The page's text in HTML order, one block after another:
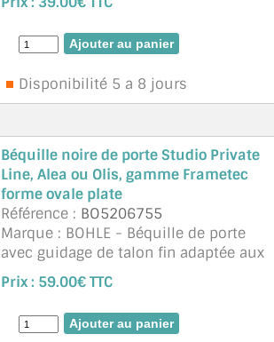
l'intérieur, le cylindre peut être
actionné de l'extérieur. ...
Disponibilité 5 a 8 jours
Béquille noire de porte Studio Private
Line, Alea ou Olis, gamme Frametec
forme ovale plate
Référence : BO5206755
Marque : BOHLE - Béquille de porte
avec guidage de talon fin adaptée aux
serrures Alea, Olis et Studio Private
Line. Elles sont testées selon la norme
DIN EN 1670 et correspondent à la cl ...
suite
Prix : 59.00€ TTC